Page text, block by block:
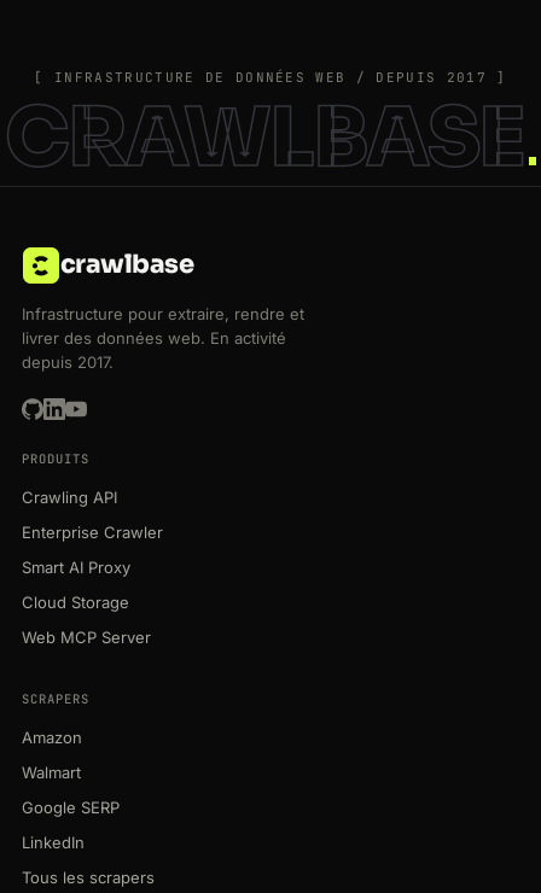
[ INFRASTRUCTURE DE DONNÉES WEB / DEPUIS 2017 ]
CRAWLBASE
crawlbase
Infrastructure pour extraire, rendre et
livrer des données web. En activité
depuis 2017.
PRODUITS
Crawling API
Enterprise Crawler
Smart AI Proxy
Cloud Storage
Web MCP Server
SCRAPERS
Amazon
Walmart
Google SERP
LinkedIn
Tous les scrapers